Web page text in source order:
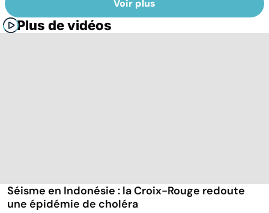
Voir plus
Plus de vidéos
Séisme en Indonésie : la Croix-Rouge redoute
une épidémie de choléra